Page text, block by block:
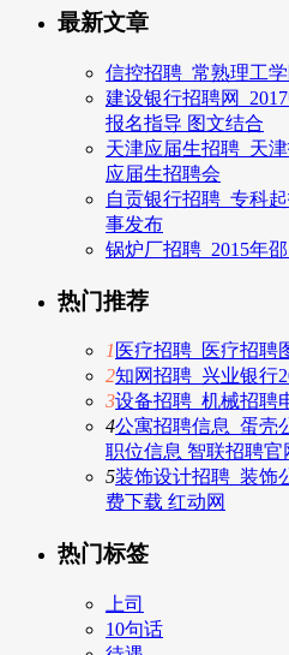
最新文章
信控招聘_常熟理工
建设银行招聘网
报名指导 图文结合
天津应届生招聘_天
应届生招聘会
自贡银行招聘_专科
事发布
锅炉厂招聘_2015年
热门推荐
1 医疗招聘_医疗招聘
2知网招聘_兴业银行
3设备招聘_机械招聘
4公寓招聘信息_蛋壳
职位信息 智联招聘官
5装饰设计招聘_装饰
费下载 红动网
热门标签
上司
10句话